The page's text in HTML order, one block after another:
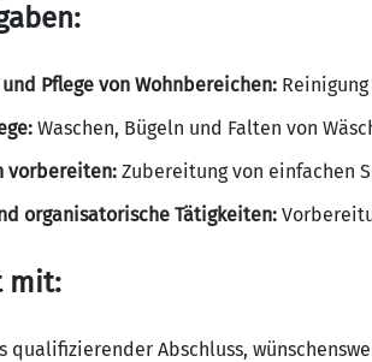
Pflege von Wohnbereichen:
Waschen, Bügeln und Falten von
vorbereiten: Zubereitung von einfachen
organisatorische Tätigkeiten:
mit:
qualifizierender Abschluss,